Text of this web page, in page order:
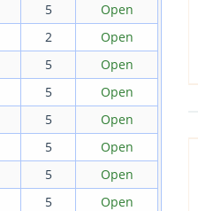
5
Open
2
Open
5
Open
5
Open
5
Open
5
Open
5
Open
5
Open